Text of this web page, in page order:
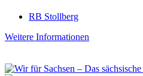
RB Stollberg
Weitere Informationen